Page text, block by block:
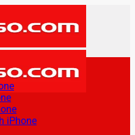
iPhone